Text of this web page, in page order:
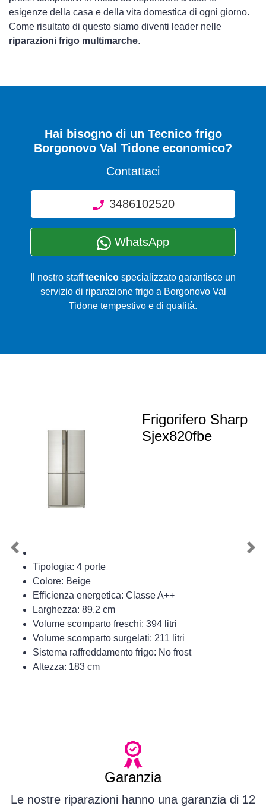
esigenze della casa e della vita domestica di ogni giorno.
Come risultato di questo siamo diventi leader nelle
riparazioni frigo multimarche.
Hai bisogno di un Tecnico frigo
Borgonovo Val Tidone economico?
Contattaci
3486102520
WhatsApp
Il nostro stafftecnico specializzato garantisce un
servizio di riparazione frigo a Borgonovo Val
Tidone tempestivo e di qualità.
Frigorifero Sharp
Sjex820fbe
Tipologia: 4 porte
Colore: Beige
Efficienza energetica: Classe A++
Larghezza: 89.2 cm
Volume scomparto freschi: 394 litri
Volume scomparto surgelati: 211 litri
Sistema raffreddamento frigo: No frost
Altezza: 183 cm
Previous
Garanzia
Le nostre riparazioni hanno una garanzia di 12